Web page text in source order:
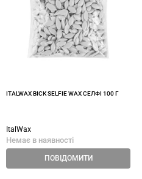
ITALWAX ВІСК SELFIE WAX СЕЛФІ 100 Г
ItalWax
Немає в наявності
ПОВІДОМИТИ